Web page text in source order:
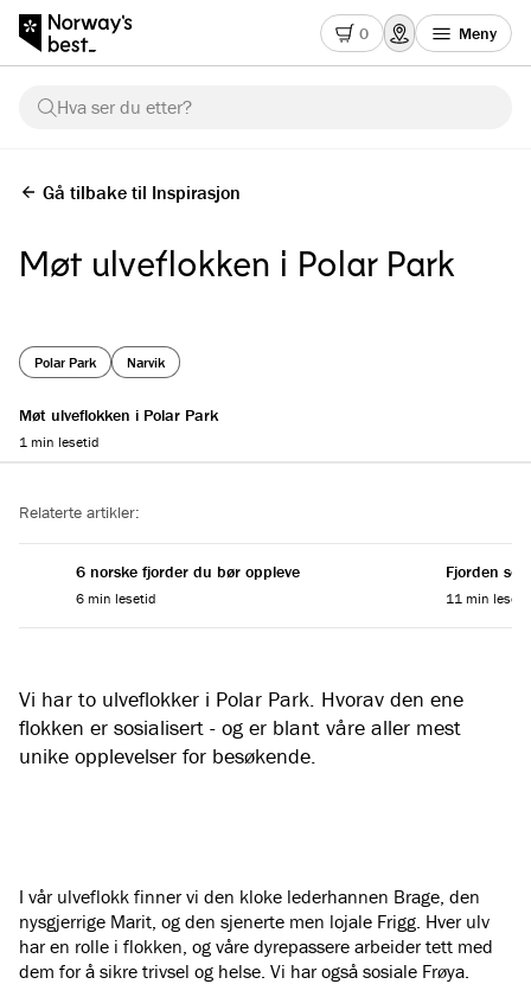
0 Meny
Hva ser du etter?
Gå tilbake til Inspirasjon
Møt ulveflokken i Polar Park
Polar Park Narvik
Møt ulveflokken i Polar Park
1 min lesetid
Relaterte artikler:
6 norske fjorder du bør oppleve
6 min lesetid
Fjorden
11 min
Vi har to ulveflokker i Polar Park. Hvorav den ene
flokken er sosialisert - og er blant våre aller mest
unike opplevelser for besøkende.
I vår ulveflokk finner vi den kloke lederhannen Brage, den
nysgjerrige Marit, og den sjenerte men lojale Frigg. Hver ulv
har en rolle i flokken, og våre dyrepassere arbeider tett med
dem for å sikre trivsel og helse. Vi har også sosiale Frøya.